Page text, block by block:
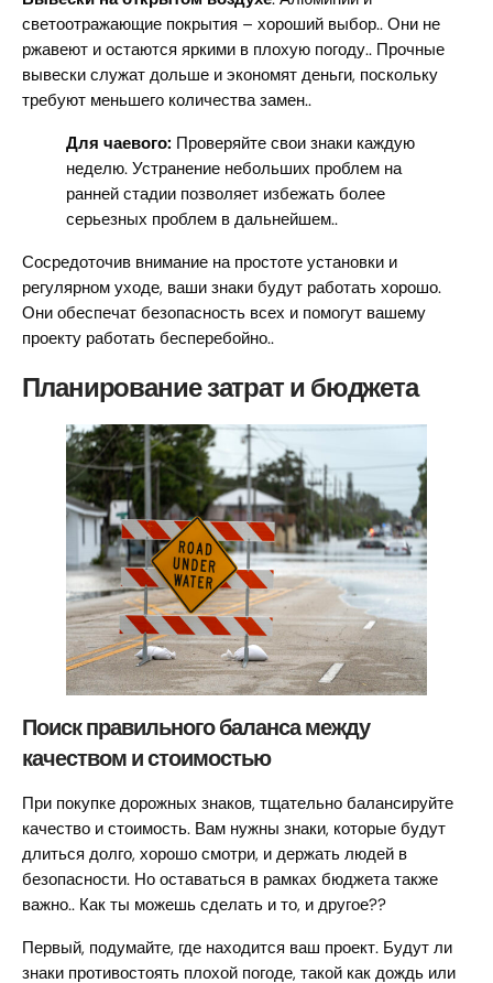
светоотражающие покрытия – хороший выбор.. Они не
ржавеют и остаются яркими в плохую погоду.. Прочные
вывески служат дольше и экономят деньги, поскольку
требуют меньшего количества замен..
Для чаевого: Проверяйте свои знаки каждую
неделю. Устранение небольших проблем на
ранней стадии позволяет избежать более
серьезных проблем в дальнейшем..
Сосредоточив внимание на простоте установки и
регулярном уходе, ваши знаки будут работать хорошо.
Они обеспечат безопасность всех и помогут вашему
проекту работать бесперебойно..
Планирование затрат и бюджета
Поиск правильного баланса между
качеством и стоимостью
При покупке дорожных знаков, тщательно балансируйте
качество и стоимость. Вам нужны знаки, которые будут
длиться долго, хорошо смотри, и держать людей в
безопасности. Но оставаться в рамках бюджета также
важно.. Как ты можешь сделать и то, и другое??
Первый, подумайте, где находится ваш проект. Будут ли
знаки противостоять плохой погоде, такой как дождь или